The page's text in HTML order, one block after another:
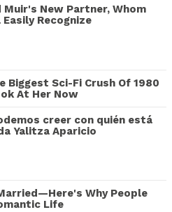
Muir's New Partner, Whom
Easily Recognize
Biggest Sci-Fi Crush Of 1980
At Her Now
creer con quién está
Yalitza Aparicio
Why People
Life